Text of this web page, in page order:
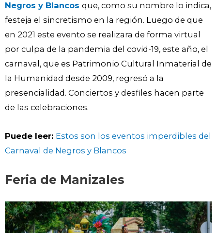
Negros y Blancos que, como su nombre lo indica,
festeja el sincretismo en la región. Luego de que
en 2021 este evento se realizara de forma virtual
por culpa de la pandemia del covid-19, este año, el
carnaval, que es Patrimonio Cultural Inmaterial de
la Humanidad desde 2009, regresó a la
presencialidad. Conciertos y desfiles hacen parte
de las celebraciones.
Puede leer: Estos son los eventos imperdibles del
Carnaval de Negros y Blancos
Feria de Manizales